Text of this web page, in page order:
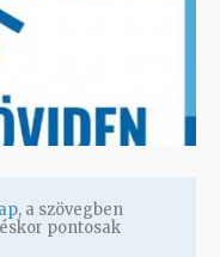
, a szövegben
pontosak